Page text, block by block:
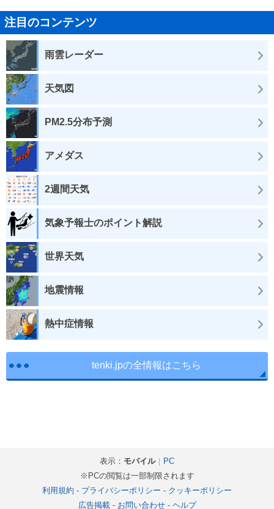
注目のコンテンツ
雨雲レーダー
天気図
PM2.5分布予測
アメダス
2週間天気
気象予報士のポイント解説
世界天気
地震情報
熱中症情報
tenki.jpの全情報はこちら
表示： モバイル｜ PC
※PCの閲覧は一部制限されます
利用規約 - プライバシーポリシー - クッキーポリシー
広告掲載- お問い合わせ- ヘルプ